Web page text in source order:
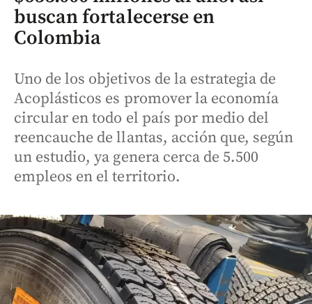
buscan fortalecerse en
Colombia
Uno de los objetivos de la estrategia de
Acoplásticos es promover la economía
circular en todo el país por medio del
reencauche de llantas, acción que, según
un estudio, ya genera cerca de 5.500
empleos en el territorio.